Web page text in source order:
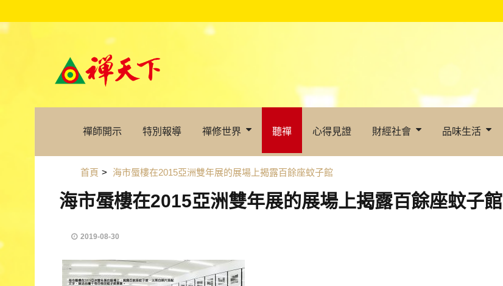
禪師開示 特別報導 禪修世界 聽禪 心得見證 財經社會 品味生活
首頁 > 海市蜃樓在2015亞洲雙年展的展場上揭露百餘座蚊子館
海市蜃樓在2015亞洲雙年展的展場上揭露百餘座蚊子館
2019-08-30